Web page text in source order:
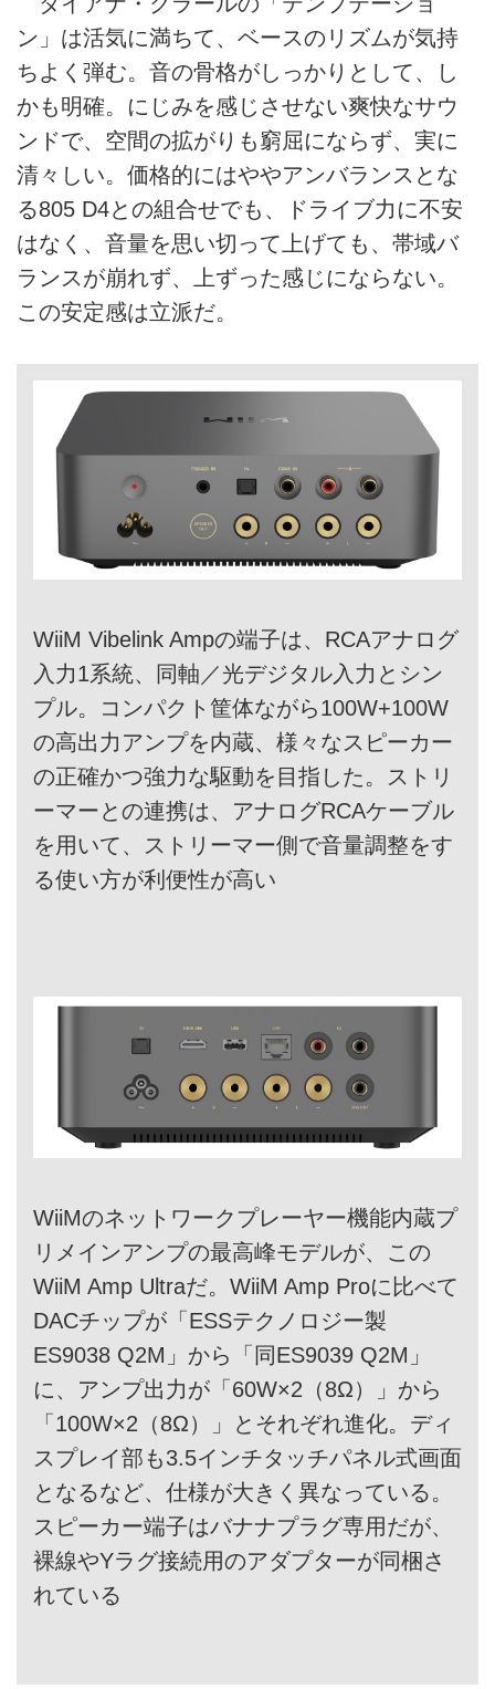
ン」は活気に満ちて、ベースのリズムが気持
ちよく弾む。音の骨格がしっかりとして、し
かも明確。にじみを感じさせない爽快なサウ
ンドで、空間の拡がりも窮屈にならず、実に
清々しい。価格的にはややアンバランスとな
る805 D4との組合せでも、ドライブ力に不安
はなく、音量を思い切って上げても、帯域バ
ランスが崩れず、上ずった感じにならない。
この安定感は立派だ。
WiiM Vibelink Ampの端子は、RCAアナログ
入力1系統、同軸／光デジタル入力とシン
プル。コンパクト筐体ながら100W+100W
の高出力アンプを内蔵、様々なスピーカー
の正確かつ強力な駆動を目指した。ストリ
ーマーとの連携は、アナログRCAケーブル
を用いて、ストリーマー側で音量調整をす
る使い方が利便性が高い
WiiMのネットワークプレーヤー機能内蔵プ
リメインアンプの最高峰モデルが、この
WiiM Amp Ultraだ。WiiM Amp Proに比べて
DACチップが「ESSテクノロジー製
ES9038 Q2M」から「同ES9039 Q2M」
に、アンプ出力が「60W×2（8Ω）」から
「100W×2（8Ω）」とそれぞれ進化。ディ
スプレイ部も3.5インチタッチパネル式画面
となるなど、仕様が大きく異なっている。
スピーカー端子はバナナプラグ専用だが、
裸線やYラグ接続用のアダプターが同梱さ
れている